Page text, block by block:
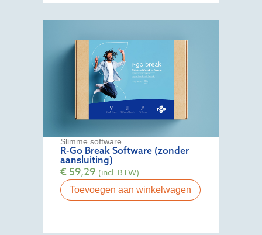
Slimme software
R-Go Break Software (zonder
aansluiting)
€59,29 (incl. BTW)
Toevoegen aan winkelwagen